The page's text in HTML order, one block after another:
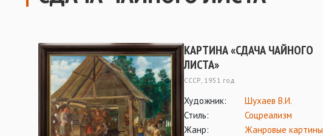
КАРТИНА «СДАЧА ЧАЙНОГО
ЛИСТА»
СССР, 1951 год
Художник:
Шухаев В.И.
Стиль:
Соцреализм
Жанр:
Жанровые картины